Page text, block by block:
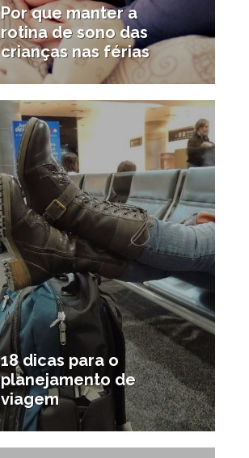
Por que manter a
rotina de sono das
crianças nas férias
3/01/2017
18 dicas para o
planejamento de
viagem
4/07/2015